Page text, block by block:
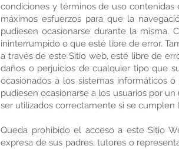
condiciones y términos de uso contenidas
máximos esfuerzos para que la
pudiesen ocasionarse durante la misma.
ininterrumpido o que esté libre de error.
a través de este Sitio web, esté libre de
daños o perjuicios de cualquier tipo que
ocasionados a los sistemas informáticos
pudiesen ocasionarse a los usuarios por
ser utilizados correctamente si se cumplen
Queda prohibido el acceso a este Sitio
expresa de sus padres, tutores o